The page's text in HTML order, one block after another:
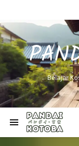
Belajar